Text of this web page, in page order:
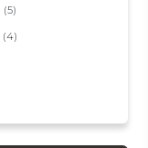
(5)
(4)